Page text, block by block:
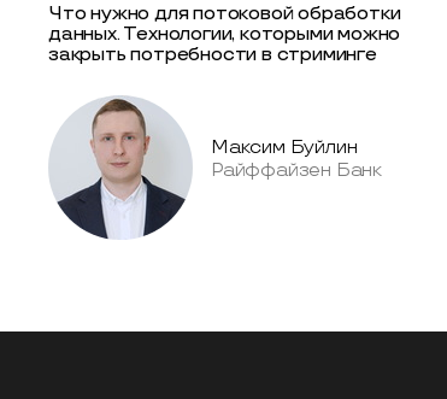
Что нужно для потоковой обработки
данных. Технологии, которыми можно
закрыть потребности в стриминге
Максим Буйлин
Райффайзен Банк